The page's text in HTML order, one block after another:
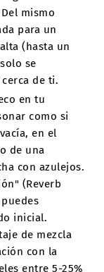
mismo
para un
(hasta un
se
de ti.
en tu
como si
en el
de una
con azulejos.
(Reverb
inicial.
de mezcla
con la
entre 5-25%